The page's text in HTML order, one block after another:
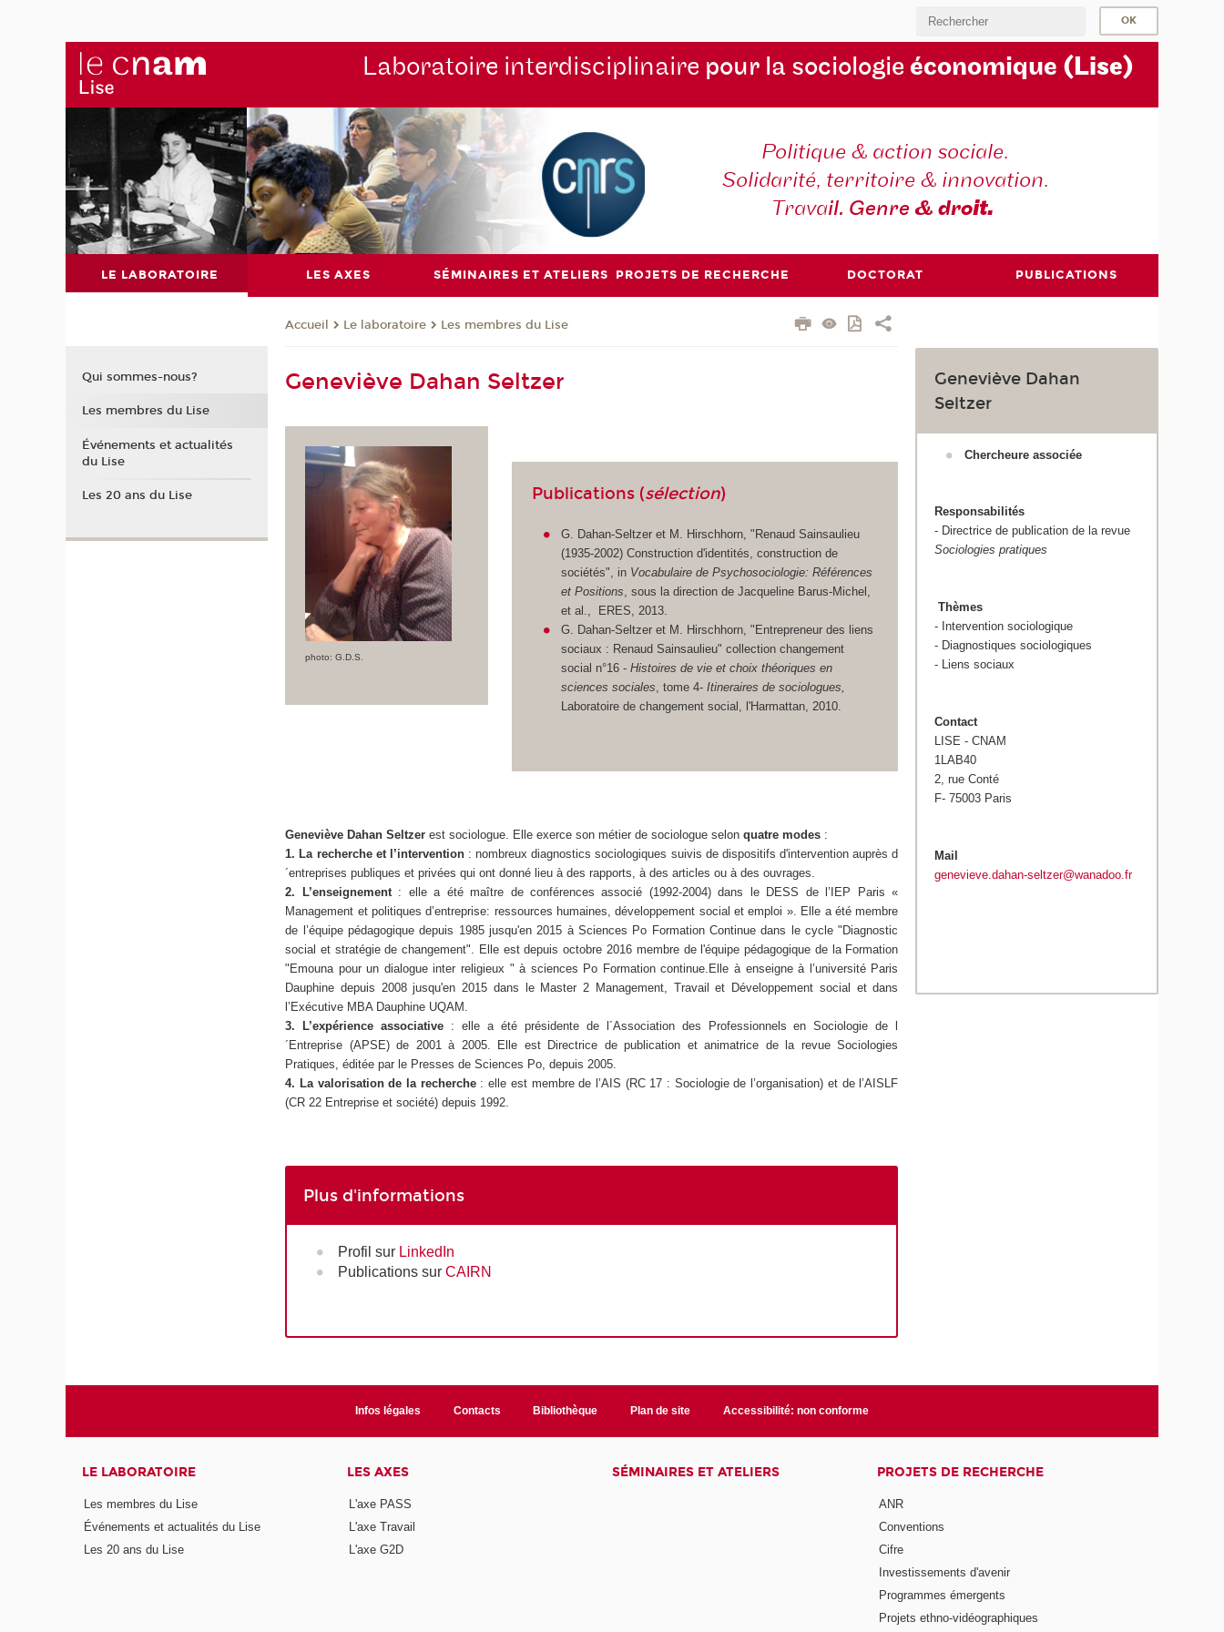
Laboratoire interdisciplinaire pour la sociologie économique (Lise)
Politique & action sociale.
Solidarité, territoire & innovation.
Travail. Genre & droit.
LE LABORATOIRE LES AXES SÉMINAIRES ET ATELIERS PROJETS DE RECHERCHE DOCTORAT PUBLICATIONS
Accueil Le laboratoire Les membres du Lise
Geneviève Dahan Seltzer
photo: G.D.S.
Publications (sélection)
G. Dahan-Seltzer et M. Hirschhorn, "Renaud Sainsaulieu
(1935-2002) Construction d'identités, construction de
sociétés", in Vocabulaire de Psychosociologie: Références
et Positions , sous la direction de Jacqueline Barus-Michel,
et al., ERES, 2013.
G. Dahan-Seltzer et M. Hirschhorn, "Entrepreneur des liens
sociaux : Renaud Sainsaulieu" collection changement
social n°16 -Histoires de vie et choix théoriques en
sciences sociales , tome 4- Itineraires de sociologues,
Laboratoire de changement social, l'Harmattan, 2010.
Geneviève Dahan Seltzerest sociologue. Elle exerce son métier de sociologue selon quatre modes :
1. La recherche et l’intervention: nombreux diagnostics sociologiques suivis de dispositifs d'intervention auprès d
´entreprises publiques et privées qui ont donné lieu à des rapports, à des articles ou à des ouvrages.
2. L’enseignement: elle a été maître de conférences associé (1992-2004) dans le DESS de l’IEP Paris «
Management et politiques d’entreprise: ressources humaines, développement social et emploi ». Elle a été membre
de l’équipe pédagogique depuis 1985 jusqu'en 2015 à Sciences Po Formation Continue dans le cycle "Diagnostic
social et stratégie de changement". Elle est depuis octobre 2016 membre de l'équipe pédagogique de la Formation
"Emouna pour un dialogue inter religieux " à sciences Po Formation continue.Elle à enseigne à l’université Paris
Dauphine depuis 2008 jusqu'en 2015 dans le Master 2 Management, Travail et Développement social et dans
l’Exécutive MBA Dauphine UQAM.
3. L’expérience associative : elle a été présidente de l´Association des Professionnels en Sociologie de l
´Entreprise (APSE) de 2001 à 2005. Elle est Directrice de publication et animatrice de la revue Sociologies
Pratiques, éditée par le Presses de Sciences Po, depuis 2005.
4. La valorisation de la recherche: elle est membre de l’AIS (RC 17 : Sociologie de l’organisation) et de l’AISLF
(CR 22 Entreprise et société) depuis 1992.
Plus d'informations
Profil sur LinkedIn
Publications surCAIRN
Geneviève Dahan
Seltzer
Chercheure associée
Responsabilités
- Directrice de publication de la revue
Sociologies pratiques
Thèmes
- Intervention sociologique
- Diagnostiques sociologiques
- Liens sociaux
Contact
LISE - CNAM
1LAB40
2, rue Conté
F- 75003 Paris
Mail
genevieve.dahan-seltzer@wanadoo.fr
Qui sommes-nous?
Les membres du Lise
Événements et actualités
du Lise
Les 20 ans du Lise
Infos légales Contacts Bibliothèque Plan de site Accessibilité: non conforme
LE LABORATOIRE
Les membres du Lise
Événements et actualités du Lise
Les 20 ans du Lise
LES AXES
L'axe PASS
L'axe Travail
L'axe G2D
SÉMINAIRES ET ATELIERS PROJETS DE RECHERCHE
ANR
Conventions
Cifre
Investissements d'avenir
Programmes émergents
Projets ethno-vidéographiques